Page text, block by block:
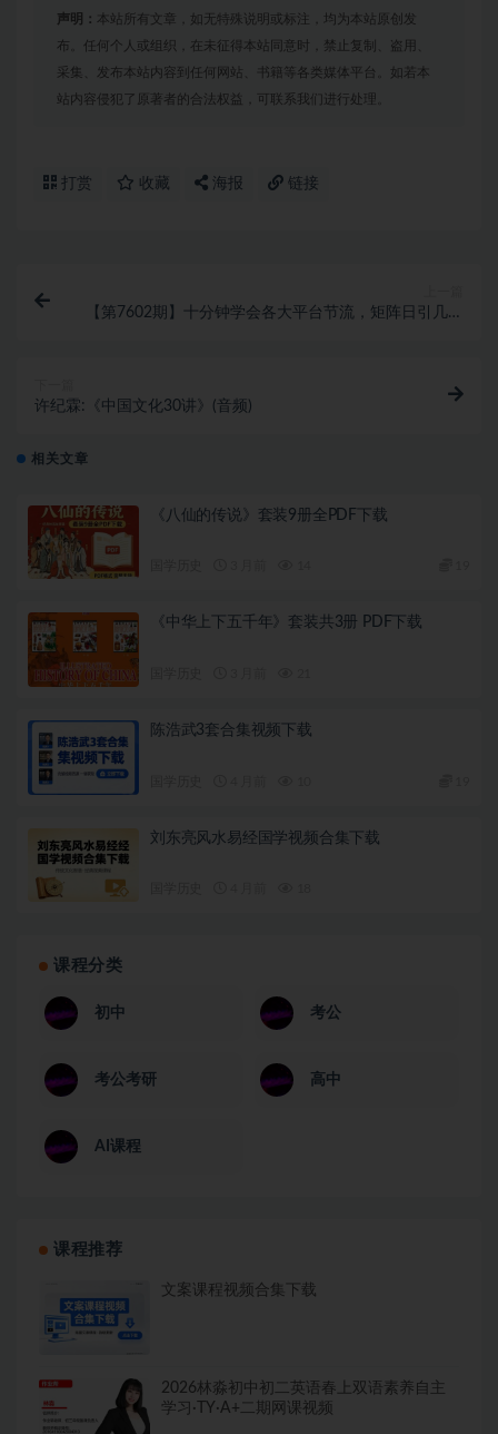
声明： 本站所有文章，如无特殊说明或标注，均为本站原创发
布。任何个人或组织，在未征得本站同意时，禁止复制、盗用、
采集、发布本站内容到任何网站、书籍等各类媒体平台。如若本
站内容侵犯了原著者的合法权益，可联系我们进行处理。
打赏 收藏 海报 链接
【第7602期】十分钟学会各大平台节流，矩阵日引几百
许纪霖:《中国文化30讲》(音频)
相关文章
《八仙的传说》套装9册全PDF下载
《中华上下五千年》套装共3册 PDF下载
陈浩武3套合集视频下载
刘东亮风水易经国学视频合集下载
课程分类
初中 考公
考公考研 高中
AI课程
课程推荐
文案课程视频合集下载
2026林淼初中初二英语春上双语素养自主
学习·TY·A+二期网课视频